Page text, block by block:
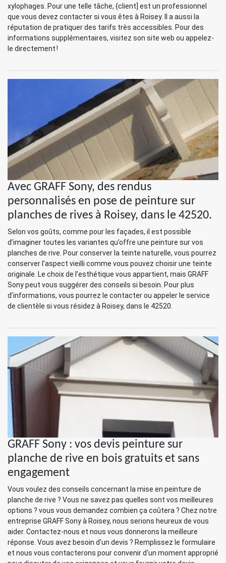
xylophages. Pour une telle tâche, {client] est un professionnel
que vous devez contacter si vous êtes à Roisey. Il a aussi la
réputation de pratiquer des tarifs très accessibles. Pour des
informations supplémentaires, visitez son site web ou appelez-
le directement !
Avec GRAFF Sony, des rendus
personnalisés en pose de peinture sur
planches de rives à Roisey, dans le 42520.
Selon vos goûts, comme pour les façades, il est possible
d’imaginer toutes les variantes qu’offre une peinture sur vos
planches de rive. Pour conserver la teinte naturelle, vous pourrez
conserver l’aspect vieilli comme vous pouvez choisir une teinte
originale. Le choix de l’esthétique vous appartient, mais GRAFF
Sony peut vous suggérer des conseils si besoin. Pour plus
d’informations, vous pourrez le contacter ou appeler le service
de clientèle si vous résidez à Roisey, dans le 42520.
GRAFF Sony : vos devis peinture sur
planche de rive en bois gratuits et sans
engagement
Vous voulez des conseils concernant la mise en peinture de
planche de rive ? Vous ne savez pas quelles sont vos meilleures
options ? vous vous demandez combien ça coûtera ? Chez notre
entreprise GRAFF Sony à Roisey, nous serions heureux de vous
aider. Contactez-nous et nous vous donnerons la meilleure
réponse. Vous avez besoin d'un devis ? Remplissez le formulaire
et nous vous contacterons pour convenir d'un moment approprié